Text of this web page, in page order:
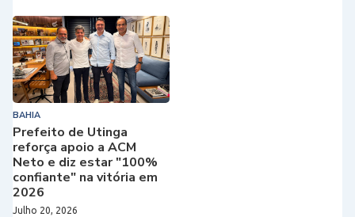
BAHIA
Prefeito de Utinga
reforça apoio a ACM
Neto e diz estar "100%
confiante" na vitória em
2026
Julho 20, 2026